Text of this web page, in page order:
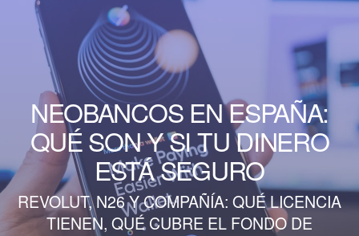
NEOBANCOS EN ESPAÑA:
QUÉ SON Y SI TU DINERO
ESTÁ SEGURO
REVOLUT, N26 Y COMPAÑÍA: QUÉ LICENCIA
TIENEN, QUÉ CUBRE EL FONDO DE